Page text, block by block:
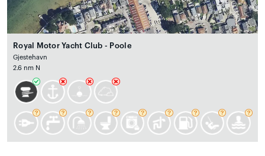
Royal Motor Yacht Club - Poole
Gjestehavn
2.6 nm N